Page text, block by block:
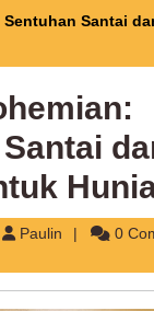
Sentuhan Santai
Paulin Paulin
0